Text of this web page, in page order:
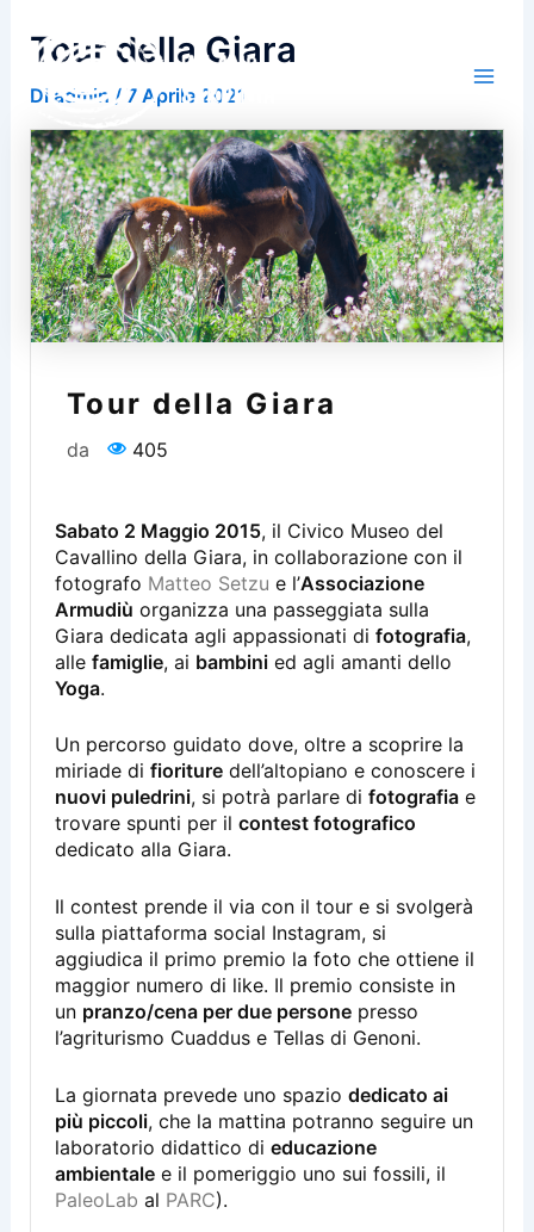
Tour della Giara
Di admin / 7 Aprile 2021
Tour della Giara
da 405
Sabato 2 Maggio 2015, il Civico Museo del
Cavallino della Giara, in collaborazione con il
fotografo Matteo Setzu e l’Associazione
Armudiù organizza una passeggiata sulla
Giara dedicata agli appassionati di fotografia,
alle famiglie, ai bambinied agli amanti dello
Yoga.
Un percorso guidato dove, oltre a scoprire la
miriade di fiorituredell’altopiano e conoscere i
nuovi puledrini, si potrà parlare di fotografiae
trovare spunti per il contest fotografico
dedicato alla Giara.
Il contest prende il via con il tour e si svolgerà
sulla piattaforma social Instagram, si
aggiudica il primo premio la foto che ottiene il
maggior numero di like. Il premio consiste in
un pranzo/cena per due personepresso
l’agriturismo Cuaddus e Tellas di Genoni.
La giornata prevede uno spazio dedicato ai
più piccoli, che la mattina potranno seguire un
laboratorio didattico di educazione
ambientalee il pomeriggio uno sui fossili, il
PaleoLab al PARC).